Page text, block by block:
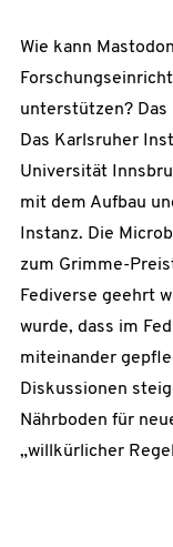
Wie kann
unterstützen? Das
Das Karlsruher
Universität
mit dem Aufbau
Instanz. Die
zum Grimme-
Fediverse geehrt
wurde, dass im
miteinander
Diskussionen
Nährboden für
„willkürlicher